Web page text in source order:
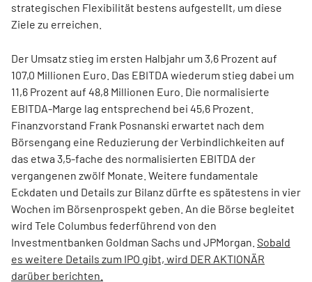
strategischen Flexibilität bestens aufgestellt, um diese
Ziele zu erreichen.
Der Umsatz stieg im ersten Halbjahr um 3,6 Prozent auf
107,0 Millionen Euro. Das EBITDA wiederum stieg dabei um
11,6 Prozent auf 48,8 Millionen Euro. Die normalisierte
EBITDA-Marge lag entsprechend bei 45,6 Prozent.
Finanzvorstand Frank Posnanski erwartet nach dem
Börsengang eine Reduzierung der Verbindlichkeiten auf
das etwa 3,5-fache des normalisierten EBITDA der
vergangenen zwölf Monate. Weitere fundamentale
Eckdaten und Details zur Bilanz dürfte es spätestens in vier
Wochen im Börsenprospekt geben. An die Börse begleitet
wird Tele Columbus federführend von den
Investmentbanken Goldman Sachs und JPMorgan. Sobald
es weitere Details zum IPO gibt, wird DER AKTIONÄR
darüber berichten.